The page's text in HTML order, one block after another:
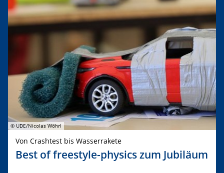
© UDE/Nicolas Wöhrl
Von Crashtest bis Wasserrakete
Best of freestyle-physics zum Jubiläum